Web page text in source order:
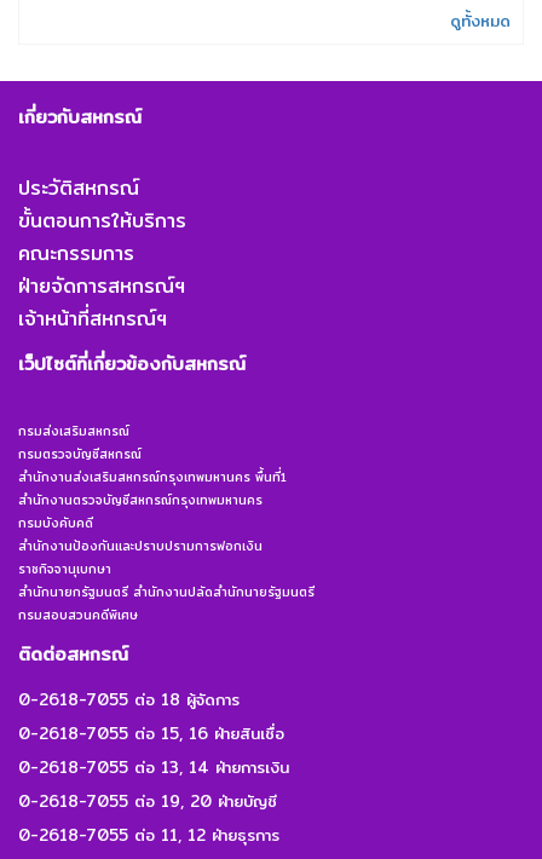
ดูทั้งหมด
เกี่ยวกับสหกรณ์
ประวัติสหกรณ์
ขั้นตอนการให้บริการ
คณะกรรมการ
ฝ่ายจัดการสหกรณ์ฯ
เจ้าหน้าที่สหกรณ์ฯ
เว็ปไซต์ที่เกี่ยวข้องกับสหกรณ์
กรมส่งเสริมสหกรณ์
กรมตรวจบัญชีสหกรณ์
สำนักงานส่งเสริมสหกรณ์กรุงเทพมหานคร พื้นที่1
สำนักงานตรวจบัญชีสหกรณ์กรุงเทพมหานคร
กรมบังคับคดี
สำนักงานป้องกันและปราบปรามการฟอกเงิน
ราชกิจจานุเบกษา
สำนักนายกรัฐมนตรี สำนักงานปลัดสำนักนายรัฐมนตรี
กรมสอบสวนคดีพิเศษ
ติดต่อสหกรณ์
0-2618-7055 ต่อ 18 ผู้จัดการ
0-2618-7055 ต่อ 15, 16 ฝ่ายสินเชื่อ
0-2618-7055 ต่อ 13, 14 ฝ่ายการเงิน
0-2618-7055 ต่อ 19, 20 ฝ่ายบัญชี
0-2618-7055 ต่อ 11, 12 ฝ่ายธุรการ